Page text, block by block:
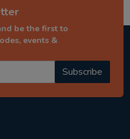
be the first to
events &
Subscribe